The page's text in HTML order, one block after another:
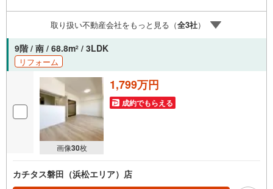
ろってご来場ください。・営業時間 午前9時00分～午後6時
30分 （定休日:水曜日）この時間帯はお電話でのお問い合
わせがスムーズにご案内できます。右下の電話ボタンをタ
ッチ！もしくはお気軽にお電話ください。
取り扱い不動産会社をもっと見る（全3社）
9階 / 南 / 68.8m2 / 3LDK
リフォーム
画像30枚
1,799万円
成約でもらえる
カチタス磐田（浜松エリア）店